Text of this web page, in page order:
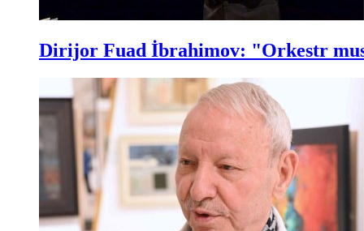
Dirijor Fuad İbrahimov: "Orkestr